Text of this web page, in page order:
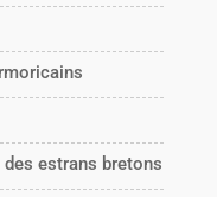
estrans bretons